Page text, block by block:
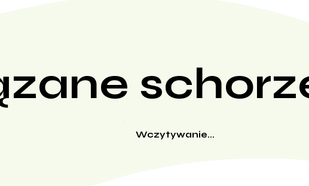
Wczytywanie...